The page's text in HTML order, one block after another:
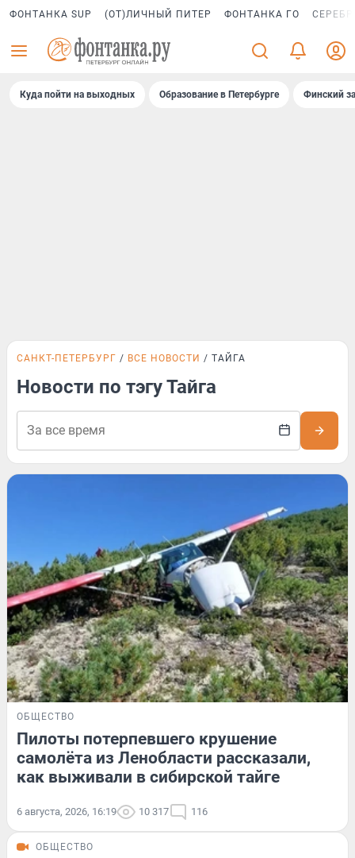
ФОНТАНКА SUP (ОТ)ЛИЧНЫЙ ПИТЕР ФОНТАНКА ГО
Куда пойти на выходных Образование в Петербурге Финский
САНКТ-ПЕТЕРБУРГ ВСЕ НОВОСТИ ТАЙГА
Новости по тэгу Тайга
ОБЩЕСТВО
Пилоты потерпевшего крушение
самолёта из Ленобласти рассказали,
как выживали в сибирской тайге
6 августа, 2026, 16:19 10 317 116
ОБЩЕСТВО